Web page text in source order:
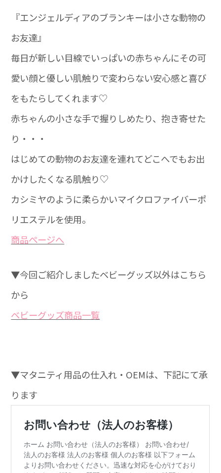
『エンジェルディアのブランキーは小さな動物の
お友達』
毎日が新しい目線でいっぱいの赤ちゃんにその可
愛い顔と優しい肌触りで変わらない安心感と喜び
をもたらしてくれます♡
赤ちゃんの小さな手で握りしめたり、抱き寄せた
り・・・
はじめての動物のお友達を連れてどこへでもお出
かけしたくなる肌触り♡
カシミヤのように柔らかいマイクロファイバーポ
リエステルを使用。
商品ぺージへ
▼今回ご紹介しましたベビーグッズ以外はこちら
から
ベビーグッズ商品一覧
▼マタニティ用品の仕入れ・OEMは、下記にて承
ります